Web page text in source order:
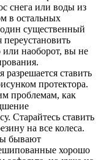
снега или воды из
в остальных
существенный
переустановить
или наоборот, вы не
ставить
протектора.
проблемам, как
Старайтесь ставить
на все колеса.
бывают
хорошо